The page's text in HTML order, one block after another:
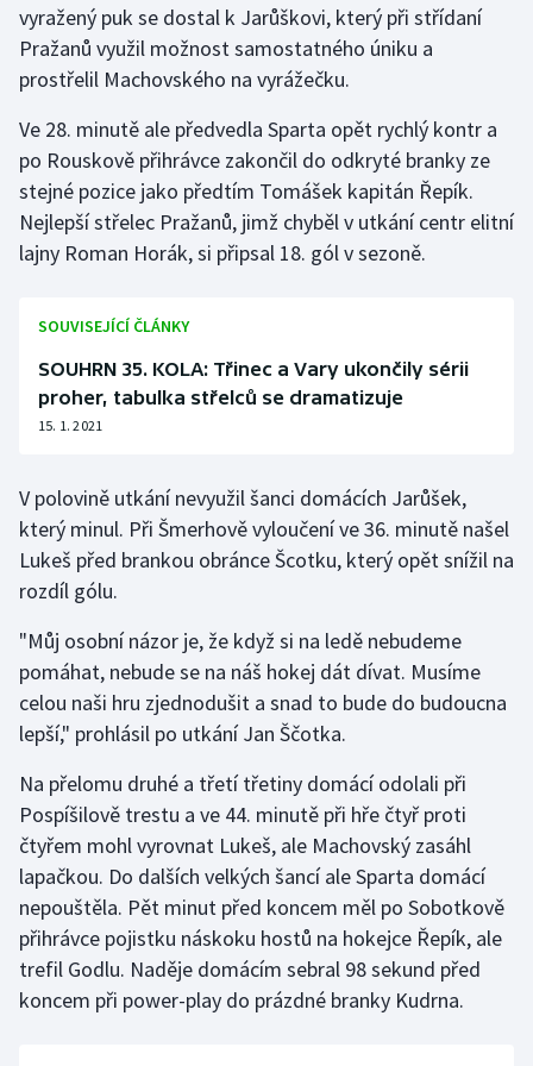
Stolní tenis
Triatlon
Veslování
Vodní slalom
Volejbal
vyražený puk se dostal k Jarůškovi, který při střídaní
Pražanů využil možnost samostatného úniku a
prostřelil Machovského na vyrážečku.
Ve 28. minutě ale předvedla Sparta opět rychlý kontr a
po Rouskově přihrávce zakončil do odkryté branky ze
stejné pozice jako předtím Tomášek kapitán Řepík.
Nejlepší střelec Pražanů, jimž chyběl v utkání centr elitní
lajny Roman Horák, si připsal 18. gól v sezoně.
SOUVISEJÍCÍ ČLÁNKY
SOUHRN 35. KOLA: Třinec a Vary ukončily sérii
proher, tabulka střelců se dramatizuje
15. 1. 2021
V polovině utkání nevyužil šanci domácích Jarůšek,
který minul. Při Šmerhově vyloučení ve 36. minutě našel
Lukeš před brankou obránce Šcotku, který opět snížil na
rozdíl gólu.
"Můj osobní názor je, že když si na ledě nebudeme
pomáhat, nebude se na náš hokej dát dívat. Musíme
celou naši hru zjednodušit a snad to bude do budoucna
lepší," prohlásil po utkání Jan Ščotka.
Na přelomu druhé a třetí třetiny domácí odolali při
Pospíšilově trestu a ve 44. minutě při hře čtyř proti
čtyřem mohl vyrovnat Lukeš, ale Machovský zasáhl
lapačkou. Do dalších velkých šancí ale Sparta domácí
nepouštěla. Pět minut před koncem měl po Sobotkově
přihrávce pojistku náskoku hostů na hokejce Řepík, ale
trefil Godlu. Naděje domácím sebral 98 sekund před
koncem při power-play do prázdné branky Kudrna.